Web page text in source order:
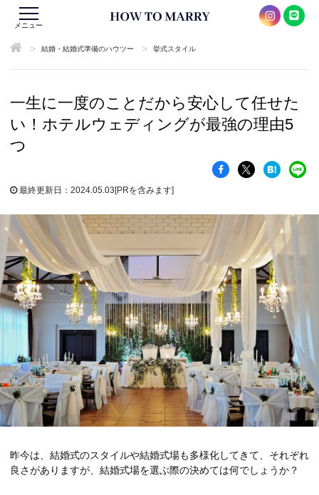
メニュー
> 結婚・結婚式準備のハウツー > 挙式スタイル
一生に一度のことだから安心して任せた
い！ホテルウェディングが最強の理由5
つ
最終更新日：2024.05.03[PRを含みます]
昨今は、結婚式のスタイルや結婚式場も多様化してきて、それぞれ
良さがありますが、結婚式場を選ぶ際の決めては何でしょうか？